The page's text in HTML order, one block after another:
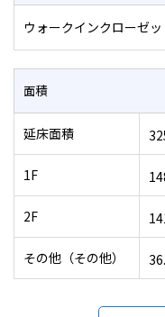
ウォークインクローゼ
面積
延床面積
1F
2F
その他（その他）